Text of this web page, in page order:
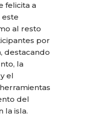
felicita a
al resto
por
destacando
la
el
del
la isla.